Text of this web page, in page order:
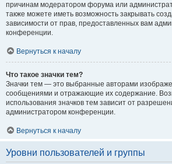
причинам модератором форума или
также можете иметь возможность закрывать
зависимости от прав, предоставленных вам
конференции.
Вернуться к началу
Что такое значки тем?
Значки тем — это выбранные авторами
сообщениями и отражающие их содержание.
использования значков тем зависит от
администратором конференции.
Вернуться к началу
Уровни пользователей и группы